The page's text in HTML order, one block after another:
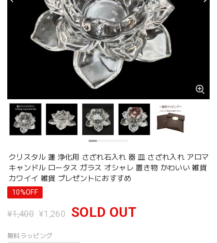
クリスタル 蓮 浄化用 さざれ石入れ 器 皿 さざれ入れ アロマ
キャンドル ロータス ガラス オシャレ 置き物 かわいい 雑貨
カワイイ 雑貨 プレゼントにおすすめ
10%OFF
¥1,400 ¥1,260 SOLD OUT
無料ラッピング